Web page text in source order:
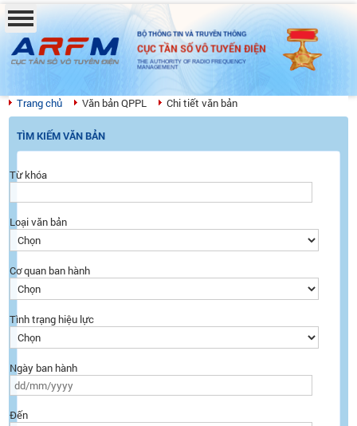
BỘ THÔNG TIN VÀ TRUYỀN THÔNG
CỤC TẦN SỐ VÔ TUYẾN ĐIỆN
THE AUTHORITY OF RADIO FREQUENCY
MANAGEMENT
Trang chủ Văn bản QPPL Chi tiết văn bản
TÌM KIẾM VĂN BẢN
Từ khóa
Loại văn bản
Cơ quan ban hành
Tình trạng hiệu lực
Ngày ban hành
Đến